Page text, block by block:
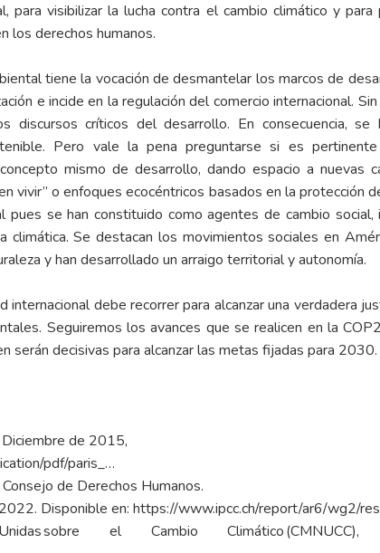
para visibilizar la lucha contra el cambio climático y
los derechos humanos.
tiene la vocación de desmantelar los marcos de
e incide en la regulación del comercio internacional.
críticos del desarrollo. En consecuencia,
Pero vale la pena preguntarse si es
mismo de desarrollo, dando espacio a nuevas
vivir” o enfoques ecocéntricos basados en la protección
se han constituido como agentes de cambio social,
climática. Se destacan los movimientos sociales en
y han desarrollado un arraigo territorial y autonomía.
debe recorrer para alcanzar una verdadera
Seguiremos los avances que se realicen en la
serán decisivas para alcanzar las metas fijadas para 2030.
de 2015,
pdf/paris_…
de Derechos Humanos.
Disponible en: https://www.ipcc.ch/report/ar6/wg2/
Unidas sobre el Cambio Climático